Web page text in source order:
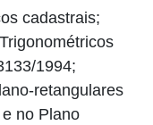
cadastrais;
1994;
retangulares
no Plano